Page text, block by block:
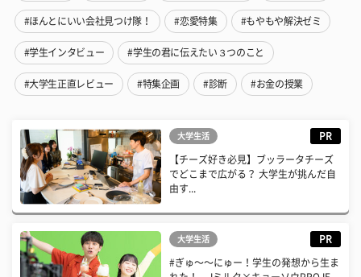
#ほんとにいい会社見つけ隊！ #恋愛特集 #もやもや解決ゼミ
#学生インタビュー #学生の君に伝えたい３つのこと
#大学生正直レビュー #特集企画 #診断 #お金の授業
大学生活 PR
【チーズ好き必見】ブッラータチーズ
でどこまで広がる？ 大学生が挑んだ自
由す...
大学生活 PR
#ぎゅ〜〜にゅー！学生の発想から生ま